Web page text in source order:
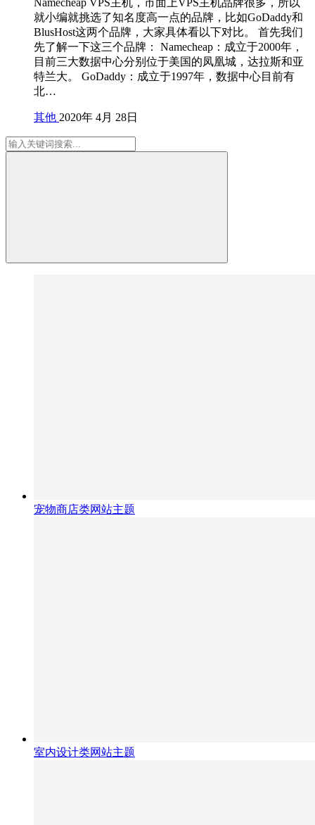
就小编就挑选了知名度高一点的品牌，比如GoDaddy和
BlusHost这两个品牌，大家具体看以下对比。 首先我们
先了解一下这三个品牌： Namecheap：成立于2000年，
目前三大数据中心分别位于美国的凤凰城，达拉斯和亚
特兰大。 GoDaddy：成立于1997年，数据中心目前有
北…
其他 2020年 4月 28日
宠物商店类网站主题
室内设计类网站主题